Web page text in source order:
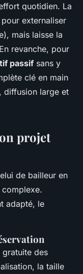
quotidien. La
externaliser
mais laisse la
revanche, pour
passif sans y
clé en main
diffusion large et
projet
de bailleur en
adapté, le
gratuite des
la taille